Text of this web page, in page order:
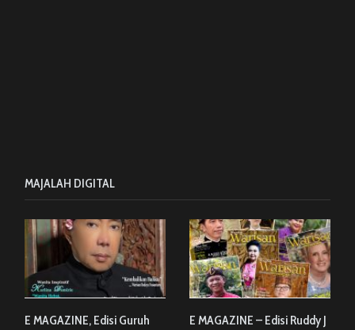
MAJALAH DIGITAL
E MAGAZINE, Edisi Guruh
E MAGAZINE – Edisi Ruddy J